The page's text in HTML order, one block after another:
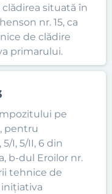
clădirea situată în
nr. 15, ca
de clădire
primarului.
pe
pentru
I, 5/II, 6 din
b-dul Eroilor nr.
tehnice de